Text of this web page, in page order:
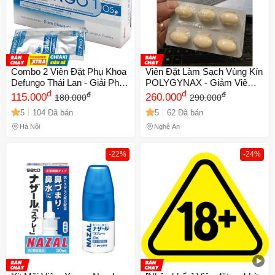
Combo 2 Viên Đặt Phụ Khoa
Defungo Thái Lan - Giải Pháp
An Toàn Cho Vùng Kín,
Kháng Khuẩn, Cân Bằng pH,
Giảm Đau Ngứa
115.000đ 180.000đ
5 104 Đã bán
Hà Nội
Viên Đặt Làm Sạch Vùng Kín
POLYGYNAX - Giảm Viêm,
Khử Mùi Hôi, Sản Phẩm
Thiên Nhiên Chính Hãng Từ
Pháp
260.000đ 290.000đ
5 62 Đã bán
Nghệ An
-22% -24%